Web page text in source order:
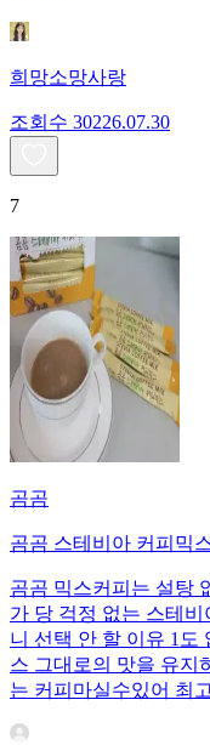
희망소망사랑
조회수 30226.07.30
7
곰곰
곰곰 스테비아 커피믹
곰곰 믹스커피는 설탕
가 당 걱정 없는 스테
니 선택 안 할 이유 1도
스 그대로의 맛을 유지
는 커피마실수있어